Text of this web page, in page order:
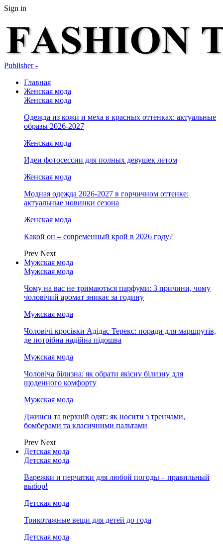
Sign in
Publisher -
Главная
Женская мода
Женская мода
Одежда из кожи и меха в красных оттенках: актуальные
образы 2026-2027
Женская мода
Идеи фотосессии для полных девушек летом
Женская мода
Модная одежда 2026-2027 в горчичном оттенке:
актуальные новинки сезона
Женская мода
Какой он – современный крой в 2026 году?
Prev Next
Мужская мода
Мужская мода
Чому на вас не тримаються парфуми: 3 причини, чому
чоловічий аромат зникає за годину
Мужская мода
Чоловічі кросівки Адідас Терекс: поради для маршрутів,
де потрібна надійна підошва
Мужская мода
Чоловіча білизна: як обрати якісну білизну для
щоденного комфорту
Мужская мода
Джинси та верхній одяг: як носити з тренчами,
бомберами та класичними пальтами
Prev Next
Детская мода
Детская мода
Варежки и перчатки для любой погоды – правильный
выбор!
Детская мода
Трикотажные вещи для детей до года
Детская мода